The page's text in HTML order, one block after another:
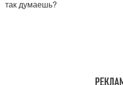
так думаешь?